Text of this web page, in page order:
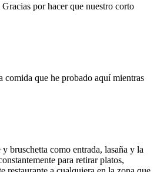
por hacer que nuestro corto
comida que he probado aquí mientras
bruschetta como entrada, lasaña y la
para retirar platos,